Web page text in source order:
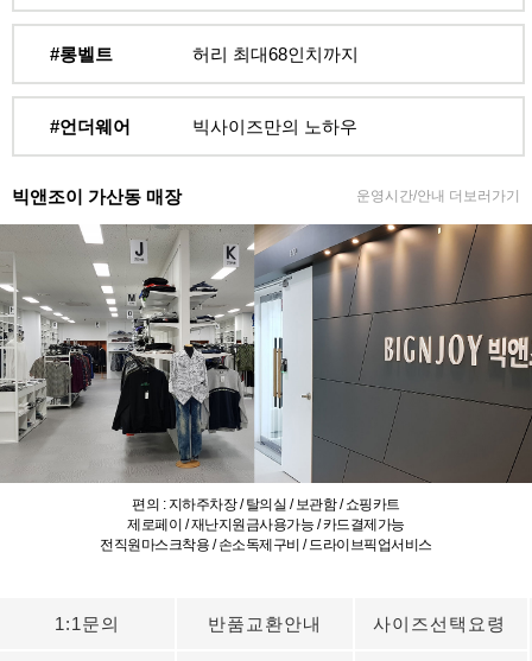
#롱벨트 허리 최대68인치까지
#언더웨어 빅사이즈만의 노하우
빅앤조이 가산동 매장 운영시간/안내 더보러가기
편의 : 지하주차장 / 탈의실 / 보관함 / 쇼핑카트
제로페이 / 재난지원금사용가능 / 카드결제가능
전직원마스크착용 / 손소독제구비 / 드라이브픽업서비스
1:1문의 반품교환안내 사이즈선택요령